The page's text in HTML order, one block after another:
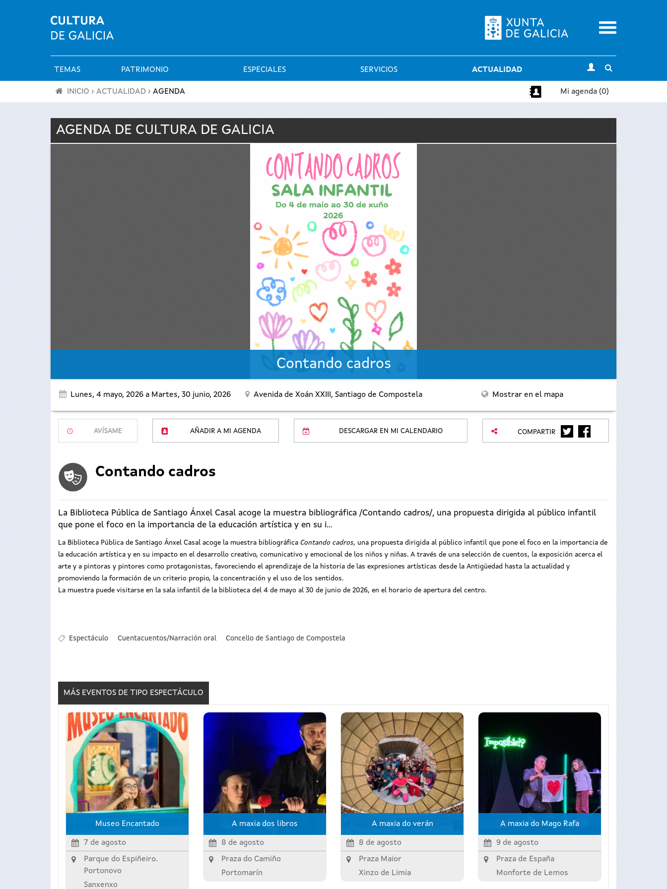
Menu
Menú
principal
TEMAS PATRIMONIO ESPECIALES SERVICIOS ACTUALIDAD
search
encuentra
INICIO › ACTUALIDAD › AGENDA Mi agenda (0)
AGENDA DE CULTURA DE GALICIA
Contando cadros
Lunes, 4 mayo, 2026 a Martes, 30 junio, 2026 Avenida de Xoán XXIII, Santiago de Compostela Mostrar en el mapa
AVÍSAME AÑADIR A MI AGENDA DESCARGAR EN MI CALENDARIO COMPARTIR TWITTERFACEBOOK
Contando cadros
La Biblioteca Pública de Santiago Ánxel Casal acoge la muestra bibliográfica /Contando cadros/, una propuesta dirigida al público infantil
que pone el foco en la importancia de la educación artística y en su i...
La Biblioteca Pública de Santiago Ánxel Casal acoge la muestra bibliográfica Contando cadros, una propuesta dirigida al público infantil que pone el foco en la importancia de
la educación artística y en su impacto en el desarrollo creativo, comunicativo y emocional de los niños y niñas. A través de una selección de cuentos, la exposición acerca el
arte y a pintoras y pintores como protagonistas, favoreciendo el aprendizaje de la historia de las expresiones artísticas desde la Antigüedad hasta la actualidad y
promoviendo la formación de un criterio propio, la concentración y el uso de los sentidos.
La muestra puede visitarse en la sala infantil de la biblioteca del 4 de mayo al 30 de junio de 2026, en el horario de apertura del centro.
Espectáculo Cuentacuentos/Narración oral Concello de Santiago de Compostela
MÁS EVENTOS DE TIPO ESPECTÁCULO
Museo Encantado
7 de agosto
Parque do Espiñeiro.
Portonovo
Sanxenxo
A maxia dos libros
8 de agosto
Praza do Camiño
Portomarín
A maxia do verán
8 de agosto
Praza Maior
Xinzo de Limia
A maxia do Mago Rafa
9 de agosto
Praza de España
Monforte de Lemos